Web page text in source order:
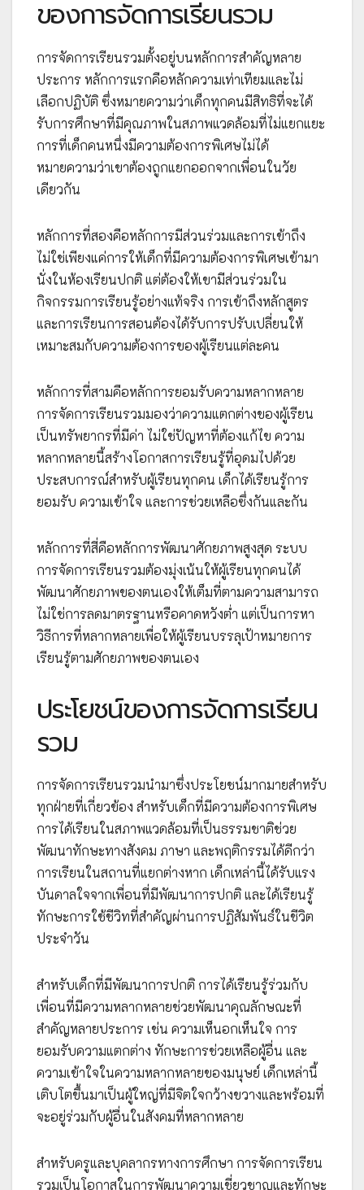
ของการจัดการเรียนรวม
การจัดการเรียนรวมตั้งอยู่บนหลักการสำคัญหลาย
ประการ หลักการแรกคือหลักความเท่าเทียมและไม่
เลือกปฏิบัติ ซึ่งหมายความว่าเด็กทุกคนมีสิทธิที่จะได้
รับการศึกษาที่มีคุณภาพในสภาพแวดล้อมที่ไม่แยกแยะ
การที่เด็กคนหนึ่งมีความต้องการพิเศษไม่ได้
หมายความว่าเขาต้องถูกแยกออกจากเพื่อนในวัย
เดียวกัน
หลักการที่สองคือหลักการมีส่วนร่วมและการเข้าถึง
ไม่ใช่เพียงแค่การให้เด็กที่มีความต้องการพิเศษเข้ามา
นั่งในห้องเรียนปกติ แต่ต้องให้เขามีส่วนร่วมใน
กิจกรรมการเรียนรู้อย่างแท้จริง การเข้าถึงหลักสูตร
และการเรียนการสอนต้องได้รับการปรับเปลี่ยนให้
เหมาะสมกับความต้องการของผู้เรียนแต่ละคน
หลักการที่สามคือหลักการยอมรับความหลากหลาย
การจัดการเรียนรวมมองว่าความแตกต่างของผู้เรียน
เป็นทรัพยากรที่มีค่า ไม่ใช่ปัญหาที่ต้องแก้ไข ความ
หลากหลายนี้สร้างโอกาสการเรียนรู้ที่อุดมไปด้วย
ประสบการณ์สำหรับผู้เรียนทุกคน เด็กได้เรียนรู้การ
ยอมรับ ความเข้าใจ และการช่วยเหลือซึ่งกันและกัน
หลักการที่สี่คือหลักการพัฒนาศักยภาพสูงสุด ระบบ
การจัดการเรียนรวมต้องมุ่งเน้นให้ผู้เรียนทุกคนได้
พัฒนาศักยภาพของตนเองให้เต็มที่ตามความสามารถ
ไม่ใช่การลดมาตรฐานหรือคาดหวังต่ำ แต่เป็นการหา
วิธีการที่หลากหลายเพื่อให้ผู้เรียนบรรลุเป้าหมายการ
เรียนรู้ตามศักยภาพของตนเอง
ประโยชน์ของการจัดการเรียน
รวม
การจัดการเรียนรวมนำมาซึ่งประโยชน์มากมายสำหรับ
ทุกฝ่ายที่เกี่ยวข้อง สำหรับเด็กที่มีความต้องการพิเศษ
การได้เรียนในสภาพแวดล้อมที่เป็นธรรมชาติช่วย
พัฒนาทักษะทางสังคม ภาษา และพฤติกรรมได้ดีกว่า
การเรียนในสถานที่แยกต่างหาก เด็กเหล่านี้ได้รับแรง
บันดาลใจจากเพื่อนที่มีพัฒนาการปกติ และได้เรียนรู้
ทักษะการใช้ชีวิทที่สำคัญผ่านการปฏิสัมพันธ์ในชีวิต
ประจำวัน
สำหรับเด็กที่มีพัฒนาการปกติ การได้เรียนรู้ร่วมกับ
เพื่อนที่มีความหลากหลายช่วยพัฒนาคุณลักษณะที่
สำคัญหลายประการ เช่น ความเห็นอกเห็นใจ การ
ยอมรับความแตกต่าง ทักษะการช่วยเหลือผู้อื่น และ
ความเข้าใจในความหลากหลายของมนุษย์ เด็กเหล่านี้
เติบโตขึ้นมาเป็นผู้ใหญ่ที่มีจิตใจกว้างขวางและพร้อมที่
จะอยู่ร่วมกับผู้อื่นในสังคมที่หลากหลาย
สำหรับครูและบุคลากรทางการศึกษา การจัดการเรียน
รวมเป็นโอกาสในการพัฒนาความเชี่ยวชาญและทักษะ